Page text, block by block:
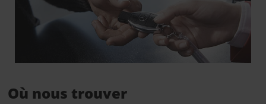
Où nous trouver